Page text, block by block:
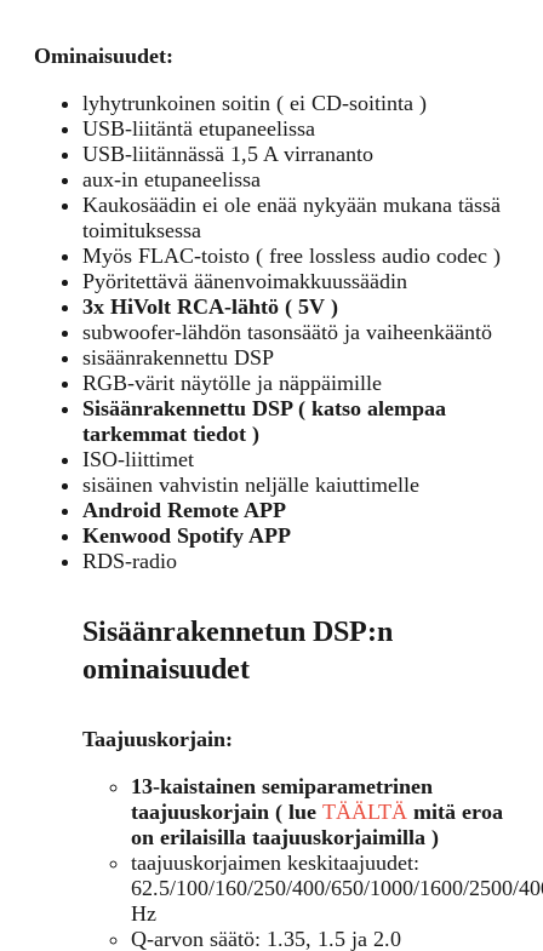
Ominaisuudet:
lyhytrunkoinen soitin ( ei CD-soitinta )
USB-liitäntä etupaneelissa
USB-liitännässä 1,5 A virrananto
aux-in etupaneelissa
Kaukosäädin ei ole enää nykyään mukana tässä
toimituksessa
Myös FLAC-toisto ( free lossless audio codec )
Pyöritettävä äänenvoimakkuussäädin
3x HiVolt RCA-lähtö ( 5V )
subwoofer-lähdön tasonsäätö ja vaiheenkääntö
sisäänrakennettu DSP
RGB-värit näytölle ja näppäimille
Sisäänrakennettu DSP ( katso alempaa
tarkemmat tiedot )
ISO-liittimet
sisäinen vahvistin neljälle kaiuttimelle
Android Remote APP
Kenwood Spotify APP
RDS-radio
Sisäänrakennetun DSP:n
ominaisuudet
Taajuuskorjain:
13-kaistainen semiparametrinen
taajuuskorjain ( lue TÄÄLTÄ mitä eroa
on erilaisilla taajuuskorjaimilla )
taajuuskorjaimen keskitaajuudet:
62.5/100/160/250/400/650/1000/1600/2500/
Hz
Q-arvon säätö: 1.35, 1.5 ja 2.0